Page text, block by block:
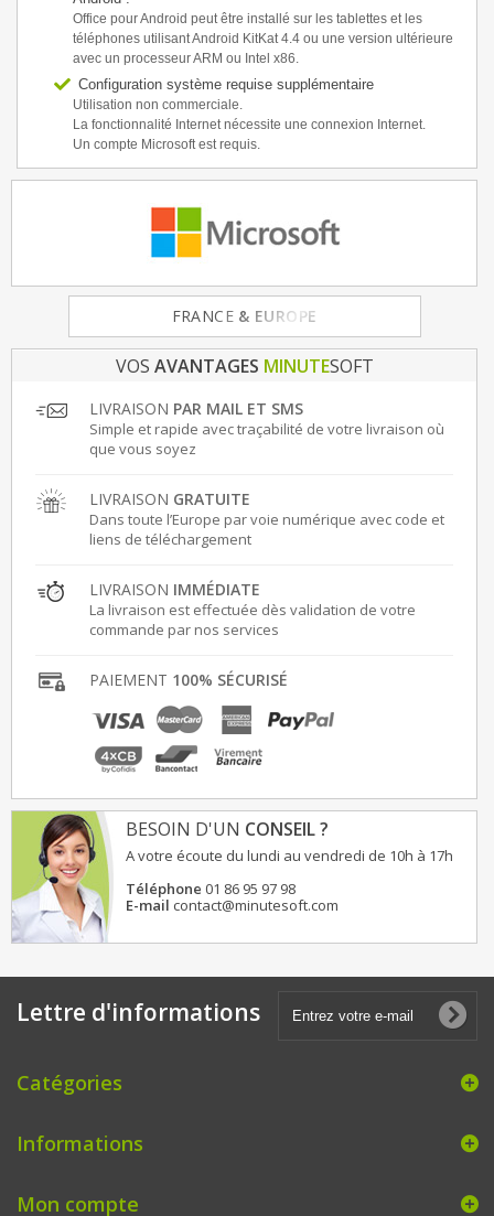
Office pour Android peut être installé sur les tablettes et les
téléphones utilisant Android KitKat 4.4 ou une version ultérieure
avec un processeur ARM ou Intel x86.
Configuration système requise supplémentaire
Utilisation non commerciale.
La fonctionnalité Internet nécessite une connexion Internet.
Un compte Microsoft est requis.
FRANCE & EUROPE
VOS AVANTAGES MINUTESOFT
LIVRAISON PAR MAIL ET SMS
Simple et rapide avec traçabilité de votre livraison où
que vous soyez
LIVRAISON GRATUITE
Dans toute l’Europe par voie numérique avec code et
liens de téléchargement
LIVRAISON IMMÉDIATE
La livraison est effectuée dès validation de votre
commande par nos services
PAIEMENT 100% SÉCURISÉ
BESOIN D'UN CONSEIL ?
A votre écoute du lundi au vendredi de 10h à 17h
Téléphone 01 86 95 97 98
E-mail contact@minutesoft.com
Lettre d'informations
Catégories
Informations
Mon compte